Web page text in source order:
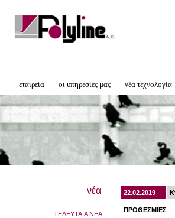
εταιρεία οι υπηρεσίες μας νέα τεχνολογία
νέα
ΤΕΛΕΥΤΑΙΑ ΝΕΑ
22.02.2019
ΠΡΟΘΕΣΜΙΕΣ